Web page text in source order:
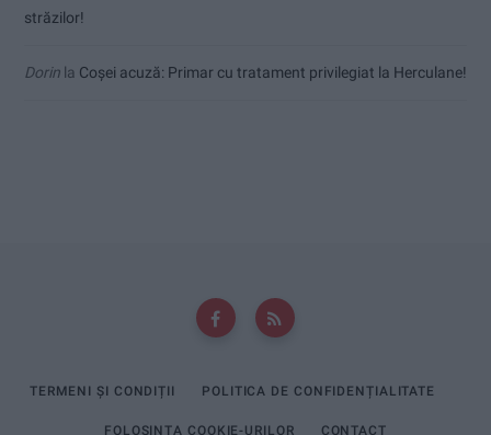
străzilor!
Dorin la Coșei acuză: Primar cu tratament privilegiat la Herculane!
TERMENI ȘI CONDIȚII POLITICA DE CONFIDENȚIALITATE
FOLOSINȚA COOKIE-URILOR CONTACT